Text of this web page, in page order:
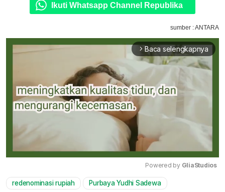
Ikuti Whatsapp Channel Republika
sumber : ANTARA
arrow_forward_ios Baca selengkapnya
Powered by GliaStudios
redenominasi rupiah Purbaya Yudhi Sadewa